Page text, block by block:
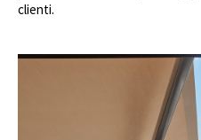
clienti.